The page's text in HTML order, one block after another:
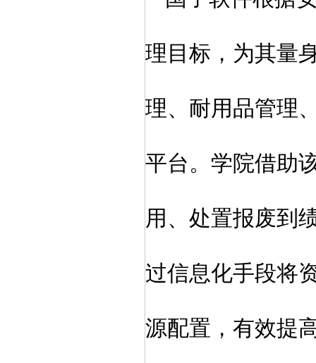
理目标，为其量
理、耐用品管理
平台。学院借助
用、处置报废到
过信息化手段将
源配置，有效提